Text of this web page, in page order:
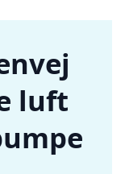
luft